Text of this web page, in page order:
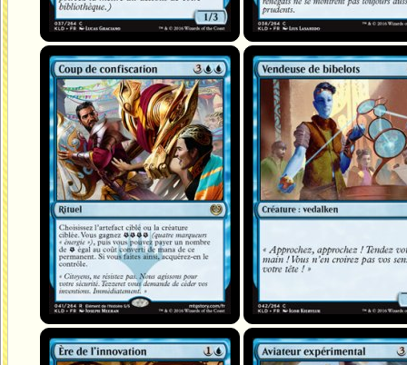
Coup de confiscation Vendeuse de bibelots
Ère de l'innovation Aviateur expérimental